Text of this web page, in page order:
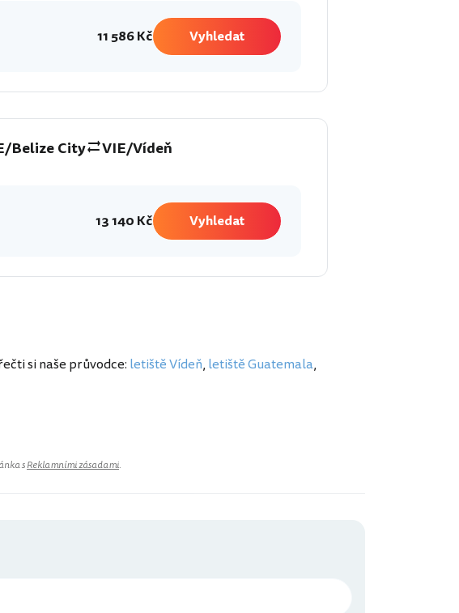
11 586 Kč Vyhledat
Belize City VIE/Vídeň
13 140 Kč Vyhledat
si naše průvodce: letiště Vídeň, letiště Guatemala,
sReklamními zásadami.